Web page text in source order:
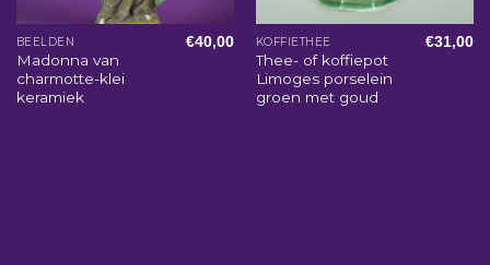
BEELDEN
Madonna van
charmotte-klei
keramiek
€40,00 KOFFIETHEE
Thee- of koffiepot
Limoges porselein
groen met goud
€31,00